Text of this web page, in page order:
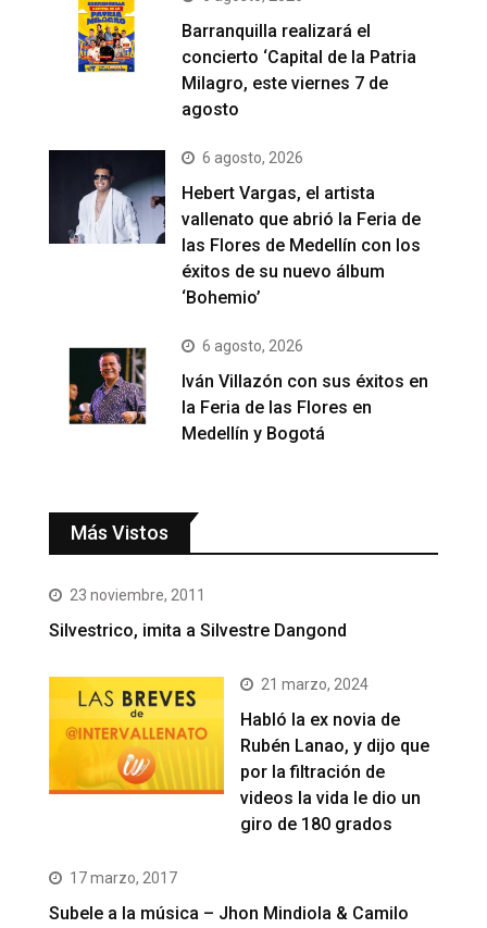
Barranquilla realizará el
concierto ‘Capital de la Patria
Milagro, este viernes 7 de
agosto
6 agosto, 2026
Hebert Vargas, el artista
vallenato que abrió la Feria de
las Flores de Medellín con los
éxitos de su nuevo álbum
‘Bohemio’
6 agosto, 2026
Iván Villazón con sus éxitos en
la Feria de las Flores en
Medellín y Bogotá
Más Vistos
23 noviembre, 2011
Silvestrico, imita a Silvestre Dangond
21 marzo, 2024
Habló la ex novia de
Rubén Lanao, y dijo que
por la filtración de
videos la vida le dio un
giro de 180 grados
17 marzo, 2017
Subele a la música – Jhon Mindiola & Camilo